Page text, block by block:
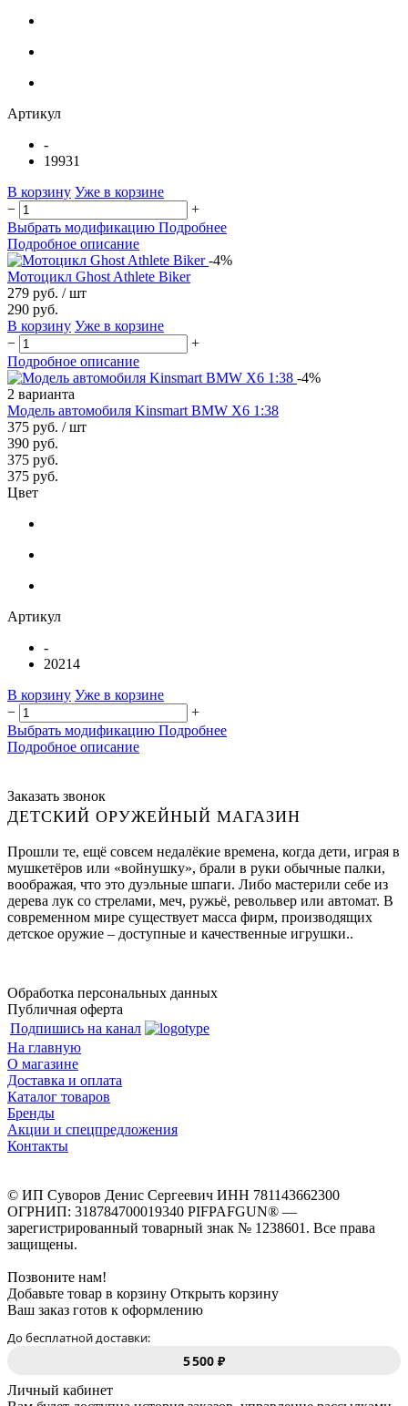
Артикул
-
19931
В корзину Уже в корзине
−
+
Выбрать модификацию Подробнее
Подробное описание
-4%
Мотоцикл Ghost Athlete Biker
279 руб. / шт
290 руб.
В корзину Уже в корзине
−
+
Подробное описание
-4%
2 варианта
Модель автомобиля Kinsmart BMW X6 1:38
375 руб. / шт
390 руб.
375 руб.
375 руб.
Цвет
Артикул
-
20214
В корзину Уже в корзине
−
+
Выбрать модификацию Подробнее
Подробное описание
Заказать звонок
ДЕТСКИЙ ОРУЖЕЙНЫЙ МАГАЗИН
Прошли те, ещё совсем недалёкие времена, когда дети, играя в
мушкетёров или «войнушку», брали в руки обычные палки,
воображая, что это дуэльные шпаги. Либо мастерили себе из
дерева лук со стрелами, меч, ружьё, револьвер или автомат. В
современном мире существует масса фирм, производящих
детское оружие – доступные и качественные игрушки..
Обработка персональных данных
Публичная оферта
Подпишись на канал
На главную
О магазине
Доставка и оплата
Каталог товаров
Бренды
Акции и спецпредложения
Контакты
© ИП Суворов Денис Сергеевич ИНН 781143662300
ОГРНИП: 318784700019340 PIFPAFGUN® —
зарегистрированный товарный знак № 1238601. Все права
защищены.
Позвоните нам!
Добавьте товар в корзину Открыть корзину
Ваш заказ готов к оформлению
До бесплатной доставки:
5 500 ₽
Личный кабинет